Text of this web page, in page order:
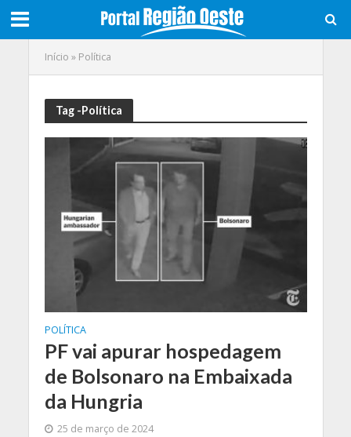
Início » Política
Tag -Política
POLÍTICA
PF vai apurar hospedagem
de Bolsonaro na Embaixada
da Hungria
25 de março de 2024